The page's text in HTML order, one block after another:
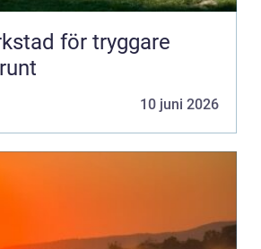
för tryggare
10 juni 2026